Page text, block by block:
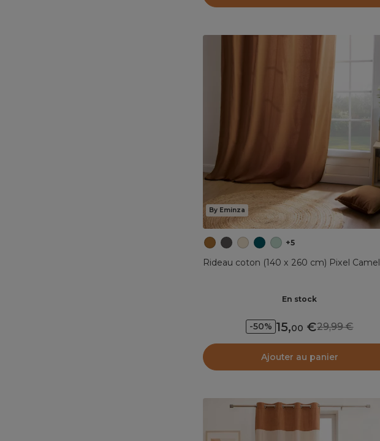
By Eminza
+5
Rideau coton (140 x 260 cm) Pixel Camel
En stock
-50% 15,00 29,99
Ajouter au panier